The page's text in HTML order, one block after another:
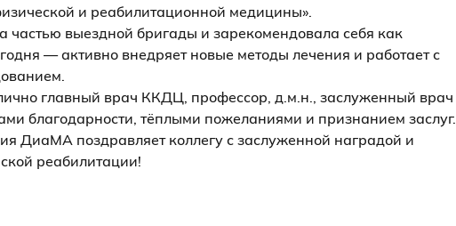
и реабилитационной медицины».
частью выездной бригады и зарекомендовала себя как
— активно внедряет новые методы лечения и работает с
главный врач ККДЦ, профессор, д.м.н., заслуженный врач
благодарности, тёплыми пожеланиями и признанием заслуг.
ДиаМА поздравляет коллегу с заслуженной наградой и
реабилитации!